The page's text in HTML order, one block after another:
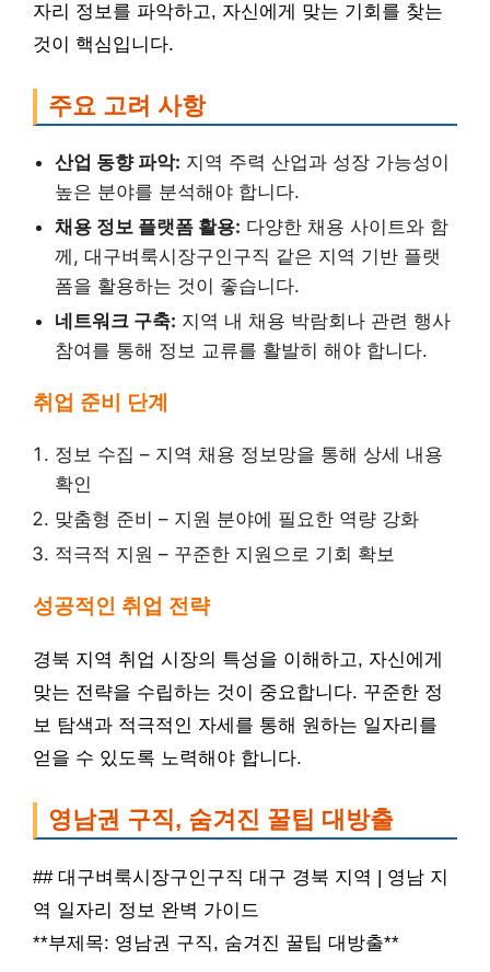
자리 정보를 파악하고, 자신에게 맞는 기회를 찾는
것이 핵심입니다.
주요 고려 사항
산업 동향 파악: 지역 주력 산업과 성장 가능성이
높은 분야를 분석해야 합니다.
채용 정보 플랫폼 활용: 다양한 채용 사이트와 함
께, 대구벼룩시장구인구직 같은 지역 기반 플랫
폼을 활용하는 것이 좋습니다.
네트워크 구축: 지역 내 채용 박람회나 관련 행사
참여를 통해 정보 교류를 활발히 해야 합니다.
취업 준비 단계
정보 수집 – 지역 채용 정보망을 통해 상세 내용
확인
맞춤형 준비 – 지원 분야에 필요한 역량 강화
적극적 지원 – 꾸준한 지원으로 기회 확보
성공적인 취업 전략
경북 지역 취업 시장의 특성을 이해하고, 자신에게
맞는 전략을 수립하는 것이 중요합니다. 꾸준한 정
보 탐색과 적극적인 자세를 통해 원하는 일자리를
얻을 수 있도록 노력해야 합니다.
영남권 구직, 숨겨진 꿀팁 대방출
## 대구벼룩시장구인구직 대구 경북 지역 | 영남 지
역 일자리 정보 완벽 가이드
**부제목: 영남권 구직, 숨겨진 꿀팁 대방출**